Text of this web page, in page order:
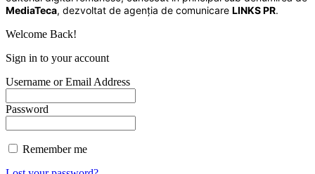
MediaTeca, dezvoltat de agenția de comunicare LINKS PR.
Welcome Back!
Sign in to your account
Username or Email Address
Password
Remember me